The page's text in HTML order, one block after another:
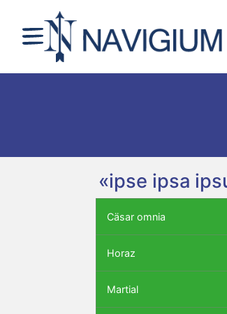
«ipse ipsa
Cäsar omnia
Horaz
Martial